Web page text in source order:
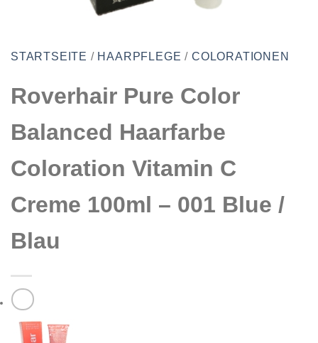
STARTSEITE / HAARPFLEGE / COLORATIONEN
Roverhair Pure Color
Balanced Haarfarbe
Coloration Vitamin C
Creme 100ml – 001 Blue /
Blau